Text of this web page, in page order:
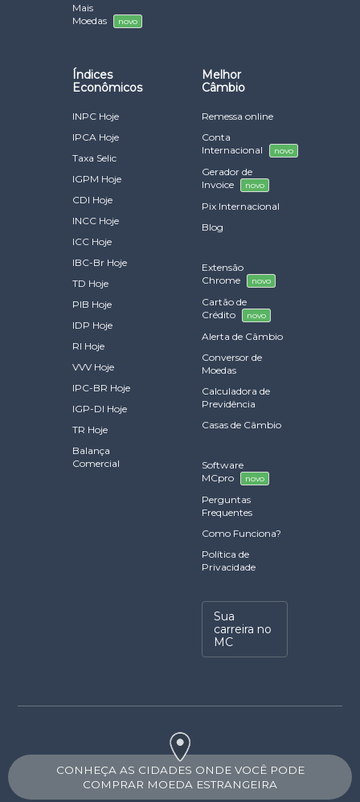
Mais
Moedas
novo
Índices
Econômicos
INPC Hoje
IPCA Hoje
Taxa Selic
IGPM Hoje
CDI Hoje
INCC Hoje
ICC Hoje
IBC-Br Hoje
TD Hoje
PIB Hoje
IDP Hoje
RI Hoje
VVV Hoje
IPC-BR Hoje
IGP-DI Hoje
TR Hoje
Balança
Comercial
Melhor
Câmbio
Remessa online
Conta
Internacional
novo
Gerador de
Invoice
novo
Pix Internacional
Blog
Extensão
Chrome
novo
Cartão de
Crédito
novo
Alerta de Câmbio
Conversor de
Moedas
Calculadora de
Previdência
Casas de Câmbio
Software
MCpro
novo
Perguntas
Frequentes
Como Funciona?
Política de
Privacidade
Sua
carreira no
MC
CONHEÇA AS CIDADES ONDE VOCÊ PODE
COMPRAR MOEDA ESTRANGEIRA